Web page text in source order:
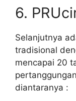
6.
Selanjutnya
tradisional
mencapai 20
diantaranya :